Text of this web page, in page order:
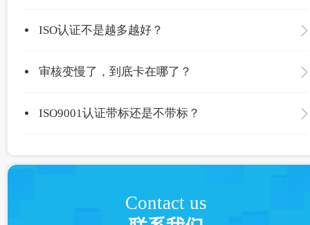
ISO认证不是越多越好？
审核变慢了，到底卡在哪了？
ISO9001认证带标还是不带标？
Contact us